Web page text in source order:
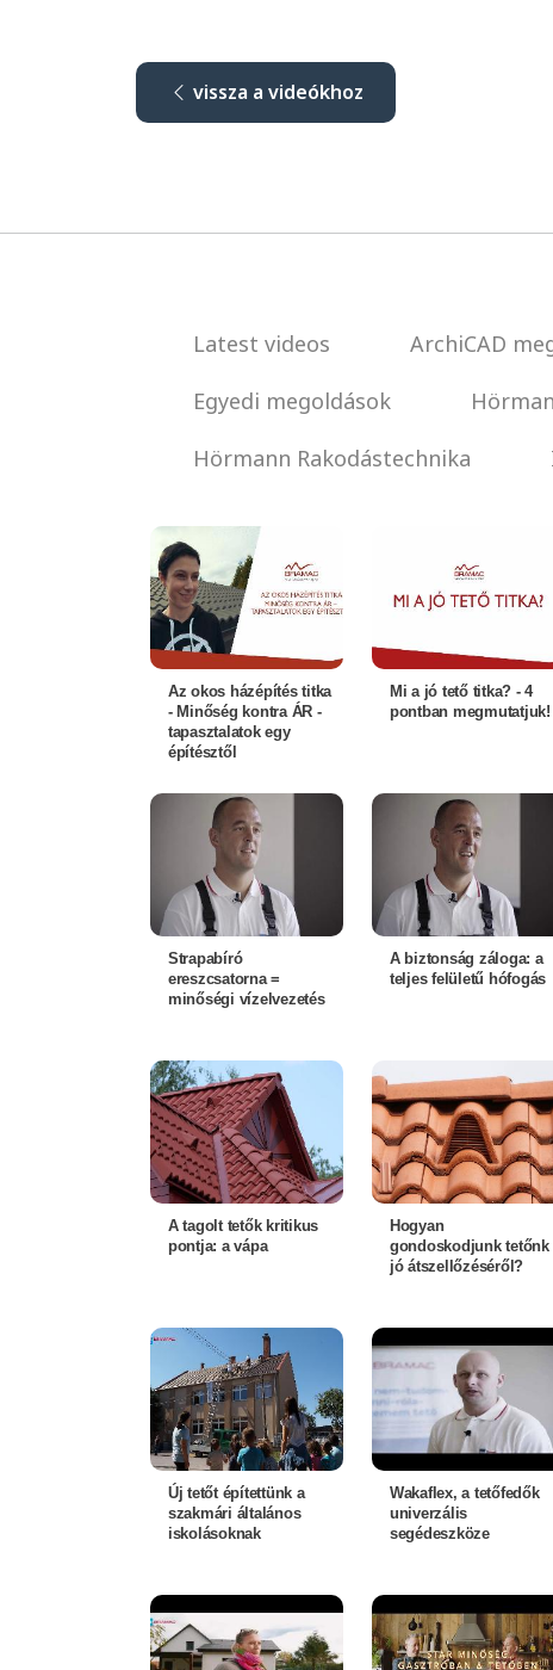
vissza a videókhoz
Latest videos ArchiCAD
Egyedi megoldások
Hörmann Rakodástechnika
Az okos házépítés titka
- Minőség kontra ÁR -
tapasztalatok egy
építésztől
Mi a jó tető titka? - 4
pontban megmutatjuk!
Strapabíró
ereszcsatorna =
minőségi vízelvezetés
A biztonság záloga: a
teljes felületű hófogás
A tagolt tetők kritikus
pontja: a vápa
Hogyan
gondoskodjunk tetőnk
jó átszellőzéséről?
Új tetőt építettünk a
szakmári általános
iskolásoknak
Wakaflex, a tetőfedők
univerzális
segédeszköze